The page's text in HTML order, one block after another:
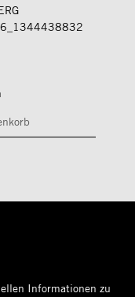
Informationen zu